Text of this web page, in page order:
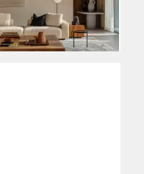
Werktagen bei dir